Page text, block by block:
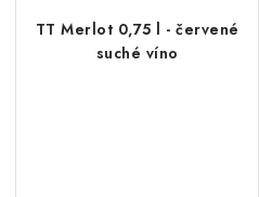
TT Merlot 0,75 l - červené
suché víno